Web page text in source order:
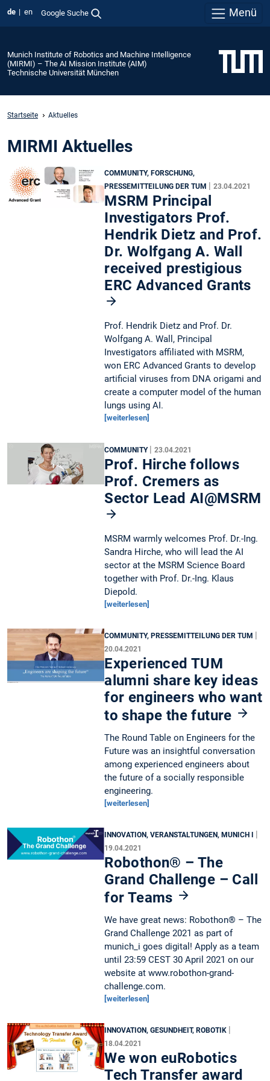
de en Google Suche Menü
Munich Institute of Robotics and Machine Intelligence
(MIRMI) – The AI Mission Institute (AIM)
Technische Universität München
Startseite Aktuelles
MIRMI Aktuelles
COMMUNITY, FORSCHUNG,
PRESSEMITTEILUNG DER TUM
|23.04.2021
MSRM Principal
Investigators Prof.
Hendrik Dietz and Prof.
Dr. Wolfgang A. Wall
received prestigious
ERC Advanced Grants
Prof. Hendrik Dietz and Prof. Dr.
Wolfgang A. Wall, Principal
Investigators affiliated with MSRM,
won ERC Advanced Grants to develop
artificial viruses from DNA origami and
create a computer model of the human
lungs using AI.
[weiterlesen]
COMMUNITY |23.04.2021
Prof. Hirche follows
Prof. Cremers as
Sector Lead AI@MSRM
MSRM warmly welcomes Prof. Dr.-Ing.
Sandra Hirche, who will lead the AI
sector at the MSRM Science Board
together with Prof. Dr.-Ing. Klaus
Diepold.
[weiterlesen]
COMMUNITY, PRESSEMITTEILUNG DER TUM |
20.04.2021
Experienced TUM
alumni share key ideas
for engineers who want
to shape the future
The Round Table on Engineers for the
Future was an insightful conversation
among experienced engineers about
the future of a socially responsible
engineering.
[weiterlesen]
INNOVATION, VERANSTALTUNGEN, MUNICH I |
19.04.2021
Robothon® – The
Grand Challenge – Call
for Teams
We have great news: Robothon® – The
Grand Challenge 2021 as part of
munich_i goes digital! Apply as a team
until 23:59 CEST 30 April 2021 on our
website at www.robothon-grand-
challenge.com.
[weiterlesen]
INNOVATION, GESUNDHEIT, ROBOTIK |
18.04.2021
We won euRobotics
Tech Transfer award